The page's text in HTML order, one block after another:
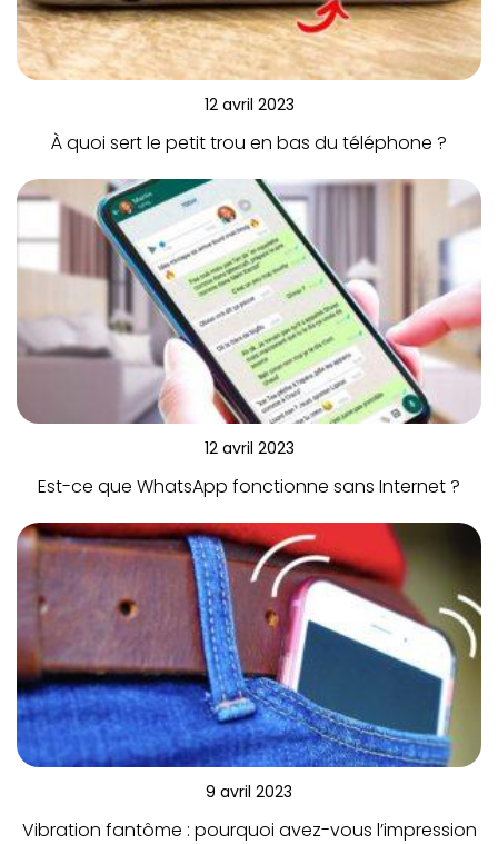
12 avril 2023
À quoi sert le petit trou en bas du téléphone ?
12 avril 2023
Est-ce que WhatsApp fonctionne sans Internet ?
9 avril 2023
Vibration fantôme : pourquoi avez-vous l’impression